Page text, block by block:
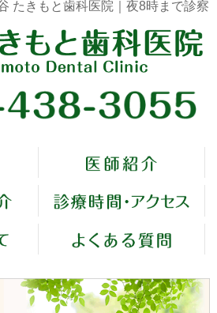
たきもと歯科医院｜夜8時まで診察